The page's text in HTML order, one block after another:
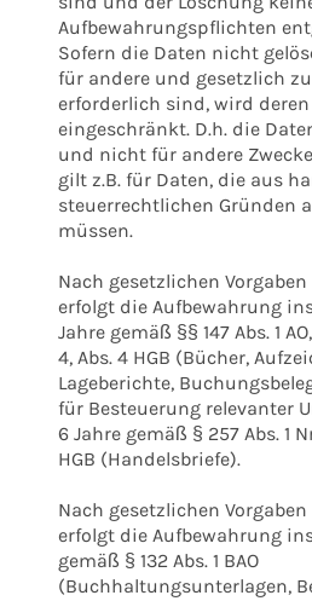
Aufbewahrungspflichten
Sofern die Daten nicht
für andere und gesetzlich
erforderlich sind, wird
eingeschränkt. D.h. die
und nicht für andere
gilt z.B. für Daten, die aus
steuerrechtlichen Gründen
müssen.
Nach gesetzlichen
erfolgt die Aufbewahrung
Jahre gemäß §§ 147 Abs. 1
4, Abs. 4 HGB (Bücher,
Lageberichte,
für Besteuerung relevanter
6 Jahre gemäß § 257 Abs. 1
HGB (Handelsbriefe).
Nach gesetzlichen
erfolgt die Aufbewahrung
gemäß § 132 Abs. 1 BAO
(Buchhaltungsunterlagen,